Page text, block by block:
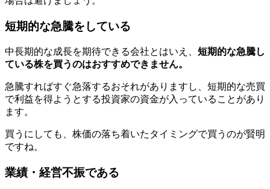
短期的な急騰をしている
中長期的な成長を期待できる会社とはいえ、 短期的な急騰し
ている株を買うのはおすすめできません。
急騰すればすぐ急落するおそれがありますし、短期的な売買
で利益を得ようとする投資家の資金が入っていることがあり
ます。
買うにしても、株価の落ち着いたタイミングで買うのが賢明
ですね。
業績・経営不振である